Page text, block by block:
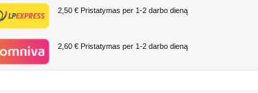
2,50 € Pristatymas per 1-2 darbo dieną
2,60 € Pristatymas per 1-2 darbo dieną